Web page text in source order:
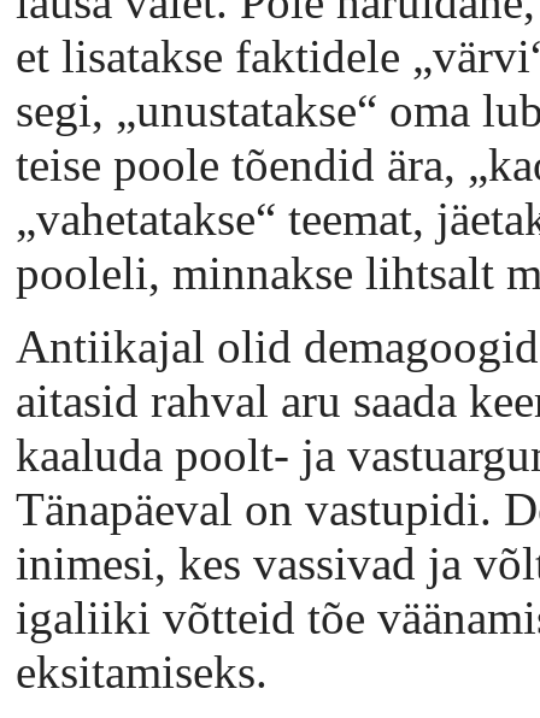
et lisatakse faktidele
segi, „unustatakse“ oma
teise poole tõendid ära,
„vahetatakse“ teemat,
pooleli, minnakse lihtsalt
Antiikajal olid
aitasid rahval aru saada
kaaluda poolt- ja
Tänapäeval on vastupidi.
inimesi, kes vassivad ja
igaliiki võtteid tõe
eksitamiseks.